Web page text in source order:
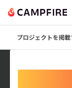
プロジェクトを掲